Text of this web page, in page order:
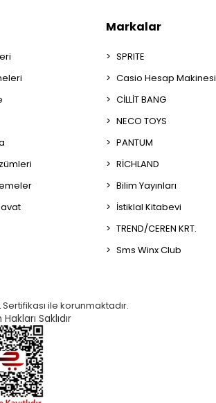
Markalar
SPRITE
Casio Hesap Makinesi
CİLLİT BANG
NECO TOYS
PANTUM
RİCHLAND
Bilim Yayınları
İstiklal Kitabevi
TREND/CEREN KRT.
Sms Winx Club
ile korunmaktadır.
Hakları Saklıdır